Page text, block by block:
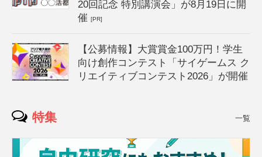
20回記念 特別講演会」が8月19日に開
催[PR]
【公募情報】大賞賞金100万円！学生
向け創作コンテスト「サイゲームス ク
リエイティブコンテスト2026」が開催
特集 一覧